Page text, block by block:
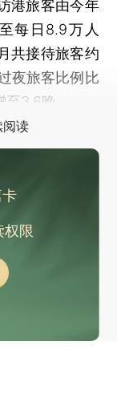
旅客由今年
每日8.9万人
共接待旅客约
夜旅客比例比
3.6晚。
阅读
限